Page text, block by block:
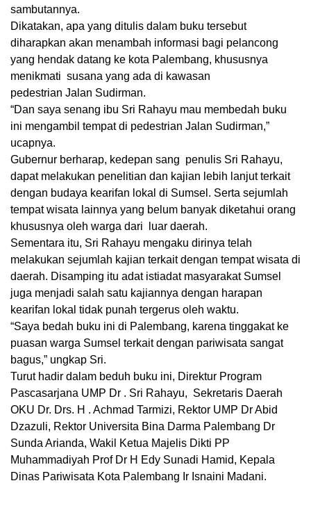
sambutannya.
Dikatakan, apa yang ditulis dalam buku tersebut
diharapkan akan menambah informasi bagi pelancong
yang hendak datang ke kota Palembang, khususnya
menikmati susana yang ada di kawasan
pedestrian Jalan Sudirman.
“Dan saya senang ibu Sri Rahayu mau membedah buku
ini mengambil tempat di pedestrian Jalan Sudirman,”
ucapnya.
Gubernur berharap, kedepan sang penulis Sri Rahayu,
dapat melakukan penelitian dan kajian lebih lanjut terkait
dengan budaya kearifan lokal di Sumsel. Serta sejumlah
tempat wisata lainnya yang belum banyak diketahui orang
khususnya oleh warga dari luar daerah.
Sementara itu, Sri Rahayu mengaku dirinya telah
melakukan sejumlah kajian terkait dengan tempat wisata di
daerah. Disamping itu adat istiadat masyarakat Sumsel
juga menjadi salah satu kajiannya dengan harapan
kearifan lokal tidak punah tergerus oleh waktu.
“Saya bedah buku ini di Palembang, karena tinggakat ke
puasan warga Sumsel terkait dengan pariwisata sangat
bagus,” ungkap Sri.
Turut hadir dalam beduh buku ini, Direktur Program
Pascasarjana UMP Dr . Sri Rahayu, Sekretaris Daerah
OKU Dr. Drs. H . Achmad Tarmizi, Rektor UMP Dr Abid
Dzazuli, Rektor Universita Bina Darma Palembang Dr
Sunda Arianda, Wakil Ketua Majelis Dikti PP
Muhammadiyah Prof Dr H Edy Sunadi Hamid, Kepala
Dinas Pariwisata Kota Palembang Ir Isnaini Madani.